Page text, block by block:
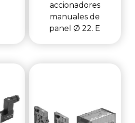
accionadores
manuales de
panel Ø 22. E